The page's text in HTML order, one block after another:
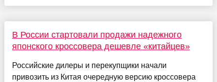
В России стартовали продажи надежного
японского кроссовера дешевле «китайцев»
Российские дилеры и перекупщики начали
привозить из Китая очередную версию кроссовера